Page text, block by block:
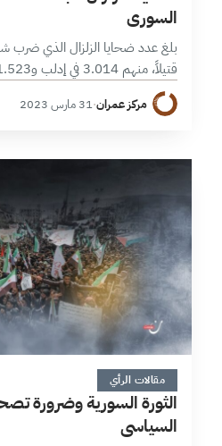
السوري
الأفراد المتضررين منه بشكل مباشر ما يقارب
مركز عمران·31 مارس 2023
7 دقائق
مقالات الرأي
الثورة السورية وضرورة
السياسي